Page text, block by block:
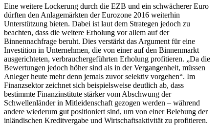
Eine weitere Lockerung durch die EZB und ein schwächerer Euro
dürften den Anlagemärkten der Eurozone 2016 weiterhin
Unterstützung bieten. Dabei ist laut dem Strategen jedoch zu
beachten, dass die weitere Erholung vor allem auf der
Binnennachfrage beruht. Dies verstärkt das Argument für eine
Investition in Unternehmen, die von einer auf den Binnenmarkt
ausgerichteten, verbrauchergeführten Erholung profitieren. „Da die
Bewertungen jedoch höher sind als in der Vergangenheit, müssen
Anleger heute mehr denn jemals zuvor selektiv vorgehen“. Im
Finanzsektor zeichnet sich beispielsweise deutlich ab, dass
bestimmte Finanzinstitute stärker vom Abschwung der
Schwellenländer in Mitleidenschaft gezogen werden – während
andere wiederum gut positioniert sind, um von einer Belebung der
inländischen Kreditvergabe und Wirtschaftsaktivität zu profitieren.